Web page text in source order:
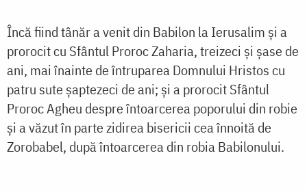
Încă fiind tânăr a venit din Babilon la Ierusalim și a
prorocit cu Sfântul Proroc Zaharia, treizeci și șase de
ani, mai înainte de întruparea Domnului Hristos cu
patru sute șaptezeci de ani; și a prorocit Sfântul
Proroc Agheu despre întoarcerea poporului din robie
și a văzut în parte zidirea bisericii cea înnoită de
Zorobabel, după întoarcerea din robia Babilonului.